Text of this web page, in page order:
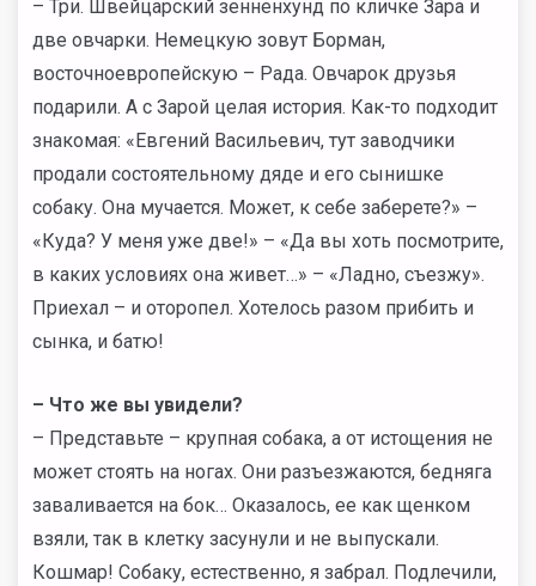
– Три. Швейцарский зенненхунд по кличке Зара и
две овчарки. Немецкую зовут Борман,
восточноевропейскую – Рада. Овчарок друзья
подарили. А с Зарой целая история. Как-то подходит
знакомая: «Евгений Васильевич, тут заводчики
продали состоятельному дяде и его сынишке
собаку. Она мучается. Может, к себе заберете?» –
«Куда? У меня уже две!» – «Да вы хоть посмотрите,
в каких условиях она живет…» – «Ладно, съезжу».
Приехал – и оторопел. Хотелось разом прибить и
сынка, и батю!
– Что же вы увидели?
– Представьте – крупная собака, а от истощения не
может стоять на ногах. Они разъезжаются, бедняга
заваливается на бок… Оказалось, ее как щенком
взяли, так в клетку засунули и не выпускали.
Кошмар! Собаку, естественно, я забрал. Подлечили,